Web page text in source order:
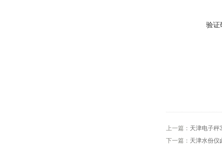
验证
上一篇： 天津电子秤
下一篇： 天津水份仪